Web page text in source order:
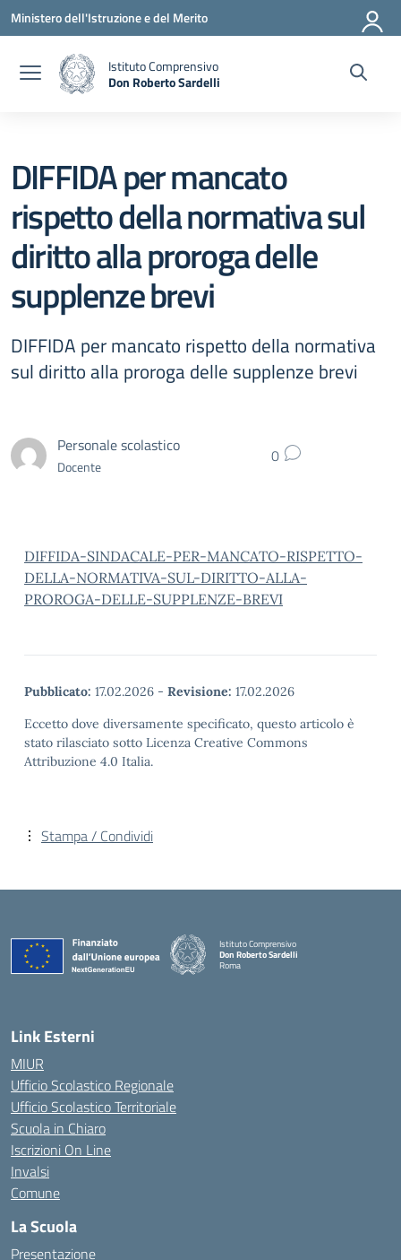
Vai ai contenuti
Vai al menu di navigazione
Vai al footer
Ministero dell'Istruzione e del Merito
Istituto Comprensivo
Don Roberto Sardelli
DIFFIDA per mancato
rispetto della normativa sul
diritto alla proroga delle
supplenze brevi
DIFFIDA per mancato rispetto della normativa
sul diritto alla proroga delle supplenze brevi
Personale scolastico
Docente 0
DIFFIDA-SINDACALE-PER-MANCATO-RISPETTO-
DELLA-NORMATIVA-SUL-DIRITTO-ALLA-
PROROGA-DELLE-SUPPLENZE-BREVI
Pubblicato: 17.02.2026 - Revisione: 17.02.2026
Eccetto dove diversamente specificato, questo articolo è
stato rilasciato sotto Licenza Creative Commons
Attribuzione 4.0 Italia.
Stampa / Condividi
Istituto Comprensivo
Don Roberto Sardelli
Roma
Link Esterni
MIUR
Ufficio Scolastico Regionale
Ufficio Scolastico Territoriale
Scuola in Chiaro
Iscrizioni On Line
Invalsi
Comune
La Scuola
Presentazione